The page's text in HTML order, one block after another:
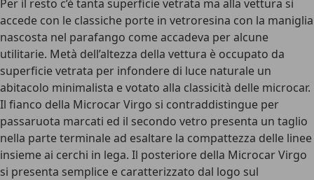
Per il resto c’è tanta superficie vetrata ma alla vettura si
accede con le classiche porte in vetroresina con la maniglia
nascosta nel parafango come accadeva per alcune
utilitarie. Metà dell’altezza della vettura è occupato da
superficie vetrata per infondere di luce naturale un
abitacolo minimalista e votato alla classicità delle microcar.
Il fianco della Microcar Virgo si contraddistingue per
passaruota marcati ed il secondo vetro presenta un taglio
nella parte terminale ad esaltare la compattezza delle linee
insieme ai cerchi in lega. Il posteriore della Microcar Virgo
si presenta semplice e caratterizzato dal logo sul